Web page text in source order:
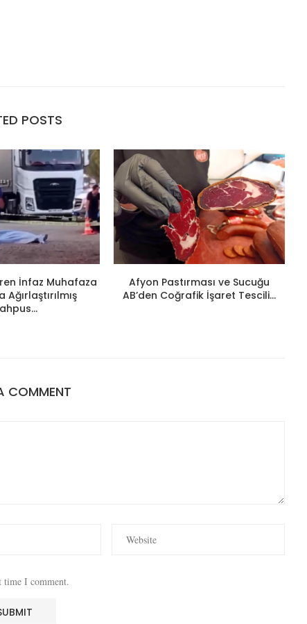
POSTS
İnfaz Muhafaza
Ağırlaştırılmış
Afyon Pastırması ve Sucuğu
AB’den Coğrafik İşaret Tescili...
COMMENT
time I comment.